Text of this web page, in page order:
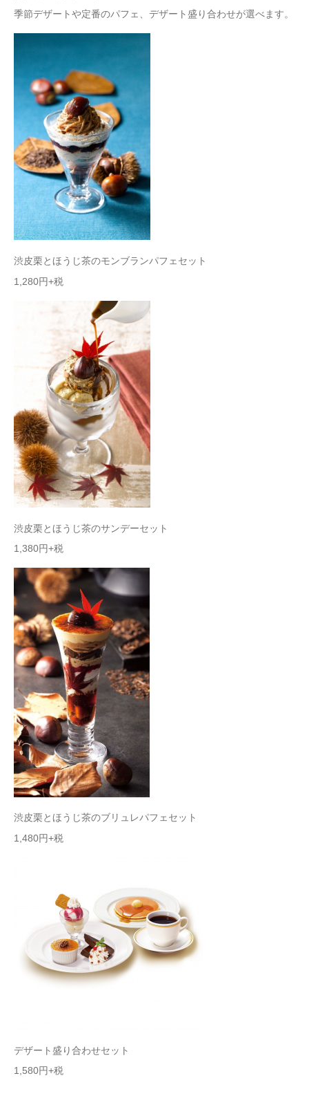
季節デザートや定番のパフェ、デザート盛り合わせが選べます。
渋皮栗とほうじ茶のモンブランパフェセット
1,280円+税
渋皮栗とほうじ茶のサンデーセット
1,380円+税
渋皮栗とほうじ茶のブリュレパフェセット
1,480円+税
デザート盛り合わせセット
1,580円+税